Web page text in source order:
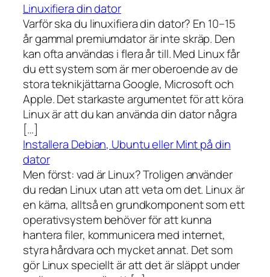
Linuxifiera din dator
Varför ska du linuxifiera din dator? En 10–15
år gammal premiumdator är inte skräp. Den
kan ofta användas i flera år till. Med Linux får
du ett system som är mer oberoende av de
stora teknikjättarna Google, Microsoft och
Apple. Det starkaste argumentet för att köra
Linux är att du kan använda din dator några
[…]
Installera Debian, Ubuntu eller Mint på din
dator
Men först: vad är Linux? Troligen använder
du redan Linux utan att veta om det. Linux är
en kärna, alltså en grundkomponent som ett
operativsystem behöver för att kunna
hantera filer, kommunicera med internet,
styra hårdvara och mycket annat. Det som
gör Linux speciellt är att det är släppt under